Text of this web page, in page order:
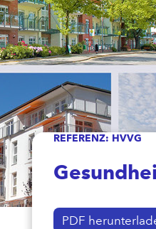
REFERENZ: HVVG
PDF